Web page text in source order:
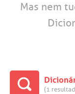
Mas nem
(1